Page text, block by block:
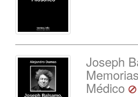
Joseph
Médico